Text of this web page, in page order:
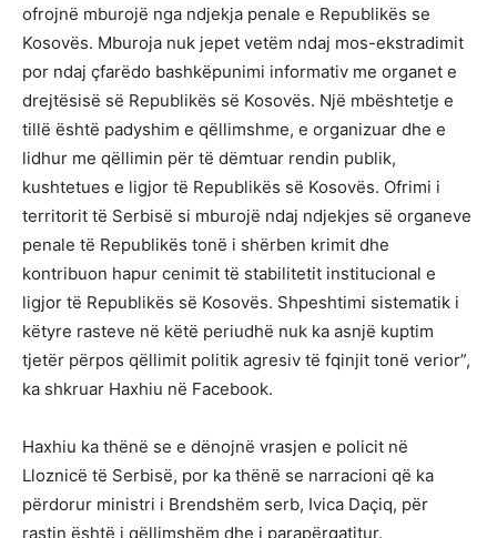
ofrojnë mburojë nga ndjekja penale e Republikës se
Kosovës. Mburoja nuk jepet vetëm ndaj mos-ekstradimit
por ndaj çfarëdo bashkëpunimi informativ me organet e
drejtësisë së Republikës së Kosovës. Një mbështetje e
tillë është padyshim e qëllimshme, e organizuar dhe e
lidhur me qëllimin për të dëmtuar rendin publik,
kushtetues e ligjor të Republikës së Kosovës. Ofrimi i
territorit të Serbisë si mburojë ndaj ndjekjes së organeve
penale të Republikës tonë i shërben krimit dhe
kontribuon hapur cenimit të stabilitetit institucional e
ligjor të Republikës së Kosovës. Shpeshtimi sistematik i
këtyre rasteve në këtë periudhë nuk ka asnjë kuptim
tjetër përpos qëllimit politik agresiv të fqinjit tonë verior”,
ka shkruar Haxhiu në Facebook.
Haxhiu ka thënë se e dënojnë vrasjen e policit në
Lloznicë të Serbisë, por ka thënë se narracioni që ka
përdorur ministri i Brendshëm serb, Ivica Daçiq, për
rastin është i qëllimshëm dhe i parapërgatitur.